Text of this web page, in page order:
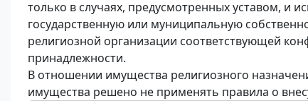
только в случаях, предусмотренных уставом, и
государственную или муниципальную
религиозной организации соответствующей
принадлежности.
В отношении имущества религиозного
имущества решено не применять правила о